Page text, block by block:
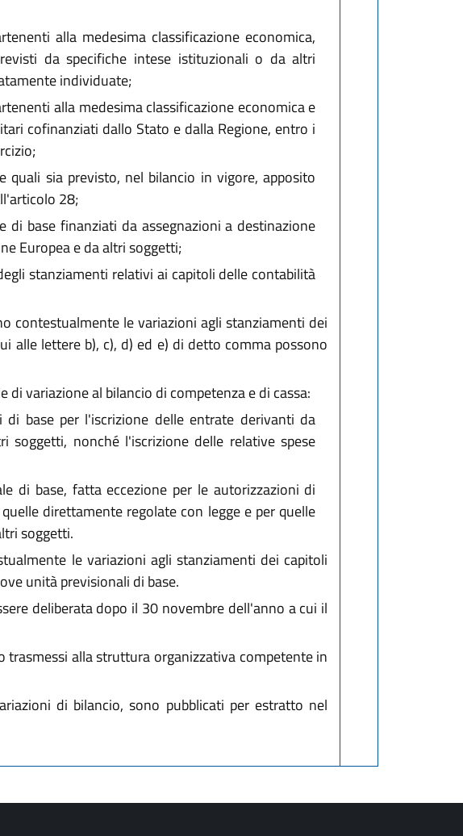
alla medesima classificazione economica,
da specifiche intese istituzionali o da altri
individuate;
alla medesima classificazione economica e
cofinanziati dallo Stato e dalla Regione, entro i
sia previsto, nel bilancio in vigore, apposito
28;
base finanziati da assegnazioni a destinazione
Europea e da altri soggetti;
stanziamenti relativi ai capitoli delle contabilità
contestualmente le variazioni agli stanziamenti dei
alle lettere b), c), d) ed e) di detto comma possono
variazione al bilancio di competenza e di cassa:
base per l'iscrizione delle entrate derivanti da
soggetti, nonché l'iscrizione delle relative spese
di base, fatta eccezione per le autorizzazioni di
direttamente regolate con legge e per quelle
soggetti.
le variazioni agli stanziamenti dei capitoli
unità previsionali di base.
deliberata dopo il 30 novembre dell'anno a cui il
alla struttura organizzativa competente in
di bilancio, sono pubblicati per estratto nel